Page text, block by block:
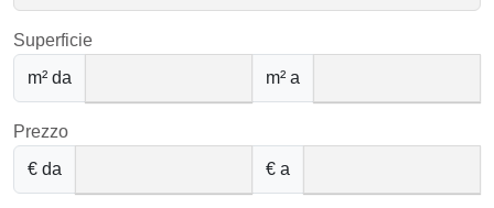
Superficie
m² da
m² a
Prezzo
€ da
€ a